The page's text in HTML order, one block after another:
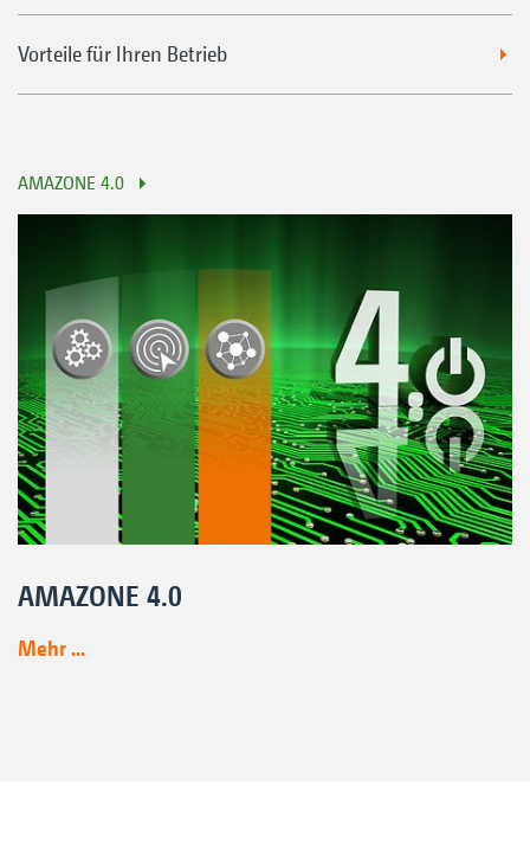
Vorteile für Ihren Betrieb
AMAZONE 4.0
AMAZONE 4.0
Mehr ...